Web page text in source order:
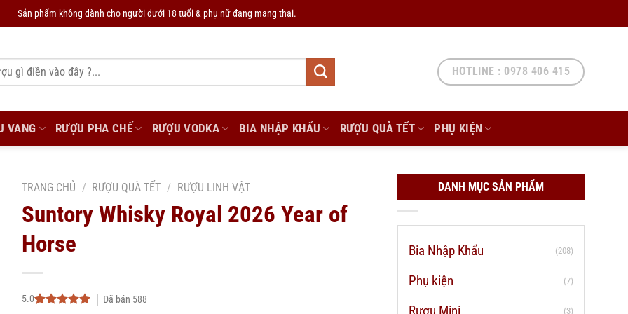
Sản phẩm không dành cho người dưới 18 tuổi & phụ nữ đang mang thai.
HOTLINE : 0978 406 415
VANG RƯỢU PHA CHẾ RƯỢU VODKA BIA NHẬP KHẨU RƯỢU QUÀ TẾT PHỤ KIỆN
TRANG CHỦ / RƯỢU QUÀ TẾT / RƯỢU LINH VẬT
Suntory Whisky Royal 2026 Year of
Horse
5.0
Đã bán 588
DANH MỤC SẢN PHẨM
Bia Nhập Khẩu (208)
Phụ kiện (7)
Rượu Mini (3)